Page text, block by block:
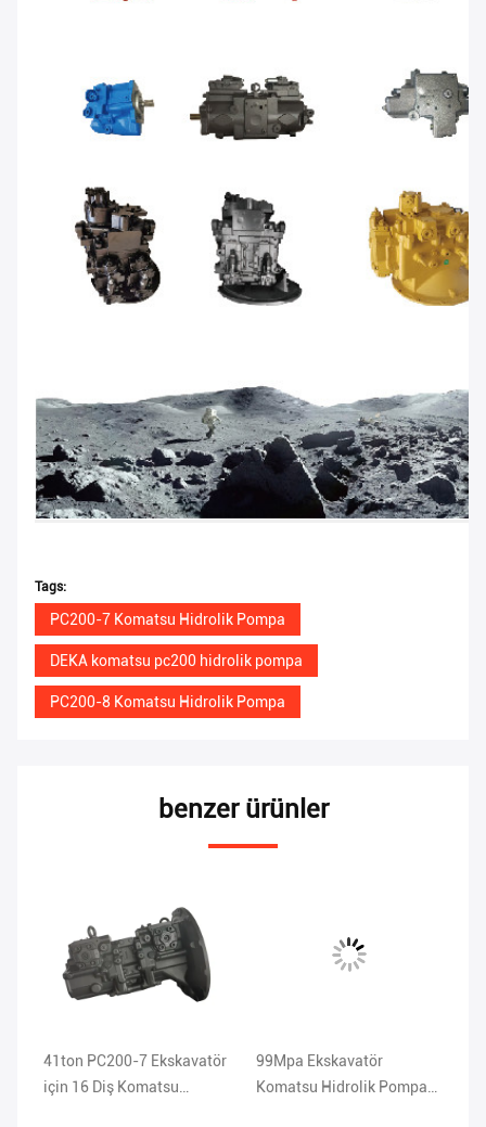
Tags:
PC200-7 Komatsu Hidrolik Pompa
DEKA komatsu pc200 hidrolik pompa
PC200-8 Komatsu Hidrolik Pompa
benzer ürünler
41ton PC200-7 Ekskavatör
için 16 Diş Komatsu
99Mpa Ekskavatör
Komatsu Hidrolik Pompa